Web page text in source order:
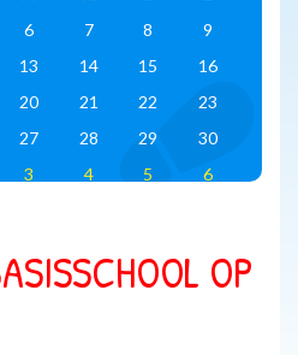
6 7 8
9
13 14 15
16
20 21 22
23
27 28 29
30
3 4 5 6
OP